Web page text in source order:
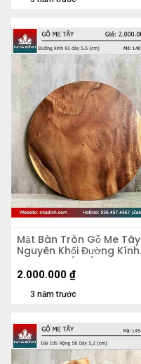
Mặt Bàn Tròn Gỗ Me Tây
Nguyên Khối Đường Kính
81 Dày 5,5 (cm)
3 năm trước
2.000.000 ₫